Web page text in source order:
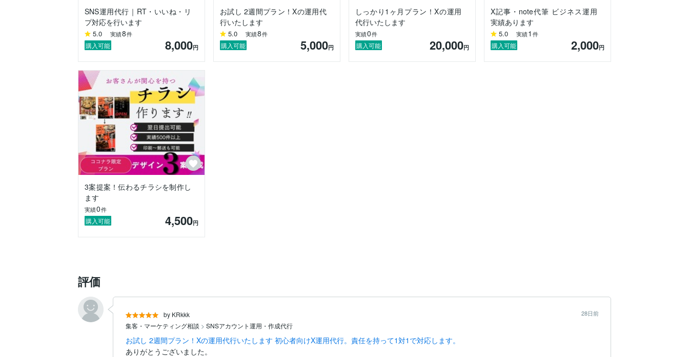
SNS運用代行｜RT・いいね・リ
プ対応を行います
5.0 実績8件
購入可能 8,000円
お試し 2週間プラン！Xの運用代
行いたします
5.0 実績8件
購入可能 5,000円
しっかり1ヶ月プラン！Xの運用
代行いたします
実績0件
購入可能 20,000円
X記事・note代筆 ビジネス運用
実績あります
5.0 実績1 件
購入可能 2,000円
3案提案！伝わるチラシを制作し
ます
実績0件
購入可能 4,500円
評価
by KRkkk 28日前
集客・マーケティング相談 > SNSアカウント運用・作成代行
お試し 2週間プラン！Xの運用代行いたします 初心者向けX運用代行。責任を持って1対1で対応します。
ありがとうございました。